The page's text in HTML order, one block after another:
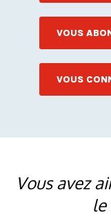
VOUS
VOUS
Vous avez
le